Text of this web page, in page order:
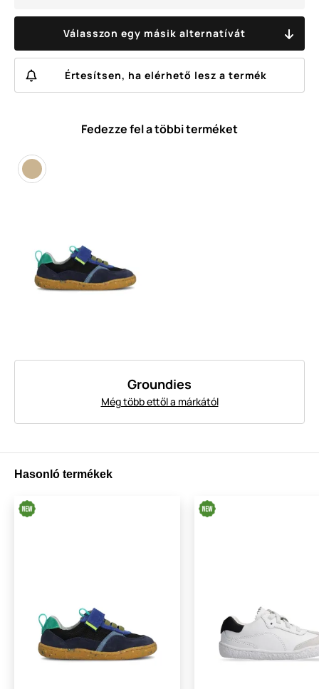
Válasszon egy másik alternatívát
Értesítsen, ha elérhető lesz a termék
Fedezze fel a többi terméket
Groundies
Még több ettől a márkától
Hasonló termékek